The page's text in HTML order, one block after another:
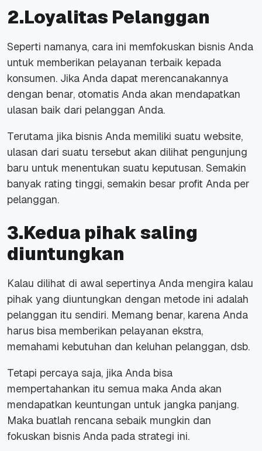
2.Loyalitas Pelanggan
Seperti namanya, cara ini memfokuskan bisnis Anda
untuk memberikan pelayanan terbaik kepada
konsumen. Jika Anda dapat merencanakannya
dengan benar, otomatis Anda akan mendapatkan
ulasan baik dari pelanggan Anda.
Terutama jika bisnis Anda memiliki suatu website,
ulasan dari suatu tersebut akan dilihat pengunjung
baru untuk menentukan suatu keputusan. Semakin
banyak rating tinggi, semakin besar profit Anda per
pelanggan.
3.Kedua pihak saling
diuntungkan
Kalau dilihat di awal sepertinya Anda mengira kalau
pihak yang diuntungkan dengan metode ini adalah
pelanggan itu sendiri. Memang benar, karena Anda
harus bisa memberikan pelayanan ekstra,
memahami kebutuhan dan keluhan pelanggan, dsb.
Tetapi percaya saja, jika Anda bisa
mempertahankan itu semua maka Anda akan
mendapatkan keuntungan untuk jangka panjang.
Maka buatlah rencana sebaik mungkin dan
fokuskan bisnis Anda pada strategi ini.